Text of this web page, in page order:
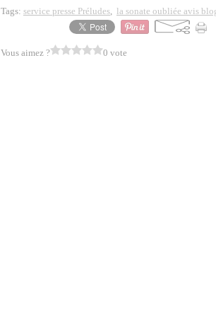
Tags: service presse Préludes, la sonate oubliée avis
Vous aimez ? 0 vote